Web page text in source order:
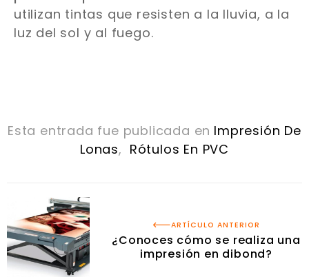
utilizan tintas que resisten a la lluvia, a la
luz del sol y al fuego.
Esta entrada fue publicada en Impresión De
Lonas, Rótulos En PVC
ARTÍCULO ANTERIOR
¿Conoces cómo se realiza una
impresión en dibond?